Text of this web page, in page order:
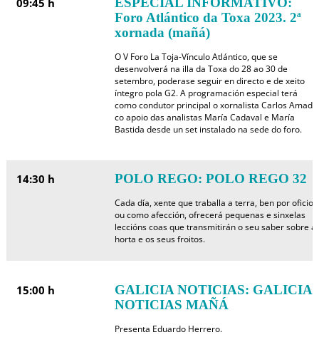
09:45 h
Foro Atlántico da Toxa 2023. 2ª
xornada (mañá)
O V Foro La Toja-Vínculo Atlántico, que se
desenvolverá na illa da Toxa do 28 ao 30 de
setembro, poderase seguir en directo e de xeito
íntegro pola G2. A programación especial terá
como condutor principal o xornalista Carlos Amado,
co apoio das analistas María Cadaval e María
Bastida desde un set instalado na sede do foro.
14:30 h POLO REGO: POLO REGO 32
Cada día, xente que traballa a terra, ben por oficio
ou como afección, ofrecerá pequenas e sinxelas
leccións coas que transmitirán o seu saber sobre a
horta e os seus froitos.
15:00 h
GALICIA NOTICIAS: GALICIA
NOTICIAS MAÑÁ
Presenta Eduardo Herrero.